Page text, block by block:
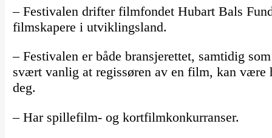
– Festivalen drifter filmfondet Hubart Bals
filmskapere i utviklingsland.
– Festivalen er både bransjerettet, samtidig
svært vanlig at regissøren av en film, kan være
deg.
– Har spillefilm- og kortfilmkonkurranser.